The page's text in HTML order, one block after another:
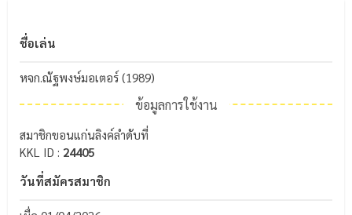
ชื่อเล่น
หจก.ณัฐพงษ์มอเตอร์ (1989)
ข้อมูลการใช้งาน
สมาชิกขอนแก่นลิงค์ลำดับที่
KKL ID : 24405
วันที่สมัครสมาชิก